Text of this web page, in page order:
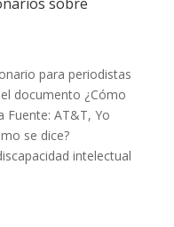
para periodistas
documento ¿Cómo
Fuente: AT&T, Yo
se dice?
intelectual